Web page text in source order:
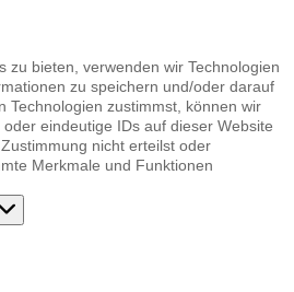
zu bieten, verwenden wir Technologien
zu speichern und/oder darauf
Technologien zustimmst, können wir
eindeutige IDs auf dieser Website
nicht erteilst oder
Merkmale und Funktionen